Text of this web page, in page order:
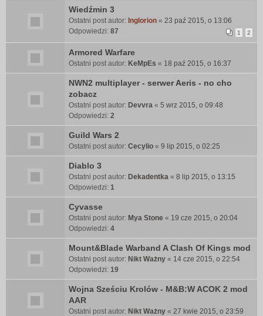
Wiedźmin 3
Ostatni post autor: Inglorion « 23 paź 2015, o 13:06
Odpowiedzi: 87 1 2
Armored Warfare
Ostatni post autor: KeMpEs « 18 paź 2015, o 16:37
NWN2 multiplayer - serwer Aeris - no cho
zobacz
Ostatni post autor: Devvra « 5 wrz 2015, o 09:48
Odpowiedzi: 2
Guild Wars 2
Ostatni post autor: Cecylio « 9 lip 2015, o 02:25
Diablo 3
Ostatni post autor: Dekadentka « 8 lip 2015, o 13:15
Odpowiedzi: 1
Cyvasse
Ostatni post autor: Mya Stone « 19 cze 2015, o 20:04
Odpowiedzi: 4
Mount&Blade Warband A Clash Of Kings mod
Ostatni post autor: Nikt Ważny « 14 cze 2015, o 22:54
Odpowiedzi: 19
Wojna Sześciu Krolów - M&B:W ACOK 2 mod
AAR
Ostatni post autor: Nikt Ważny « 27 kwie 2015, o 23:59